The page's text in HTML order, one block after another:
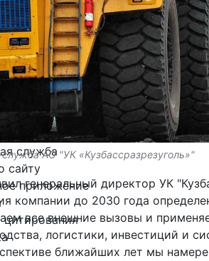
жизни
партнеров
служба
сайту
приложение
цитирования
АО "УК «Кузбассразрезуголь»"
генеральный директор УК
компании до 2030 года
все внешние вызовы и
логистики, инвестиций и
ближайших лет мы